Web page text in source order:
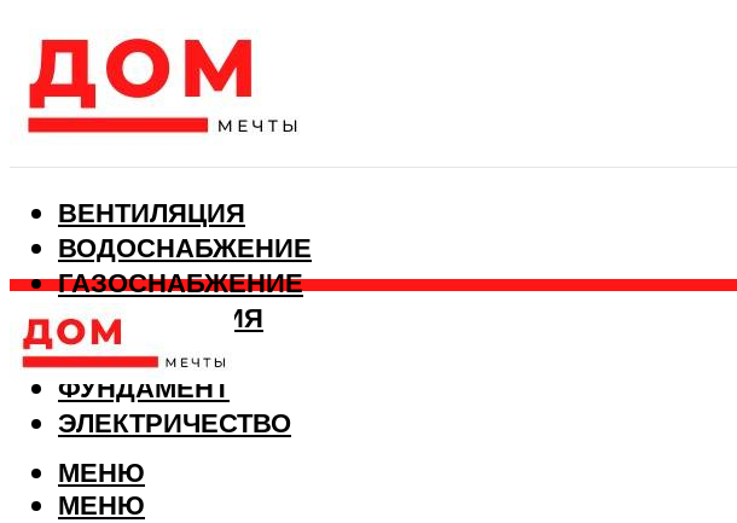
ВЕНТИЛЯЦИЯ
ВОДОСНАБЖЕНИЕ
ГАЗОСНАБЖЕНИЕ
КАНАЛИЗАЦИЯ
ОТОПЛЕНИЕ
ФУНДАМЕНТ
ЭЛЕКТРИЧЕСТВО
МЕНЮ
МЕНЮ